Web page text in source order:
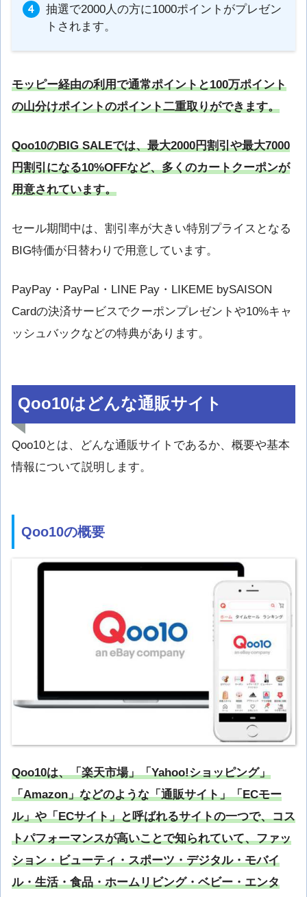
抽選で2000人の方に1000ポイントがプレゼン
トされます。
モッピー経由の利用で通常ポイントと100万ポイント
の山分けポイントのポイント二重取りができます。
Qoo10のBIG SALEでは、最大2000円割引や最大7000
円割引になる10%OFFなど、多くのカートクーポンが
用意されています。
セール期間中は、割引率が大きい特別プライスとなる
BIG特価が日替わりで用意しています。
PayPay・PayPal・LINE Pay・LIKEME bySAISON
Cardの決済サービスでクーポンプレゼントや10%キャ
ッシュバックなどの特典があります。
Qoo10はどんな通販サイト
Qoo10とは、どんな通販サイトであるか、概要や基本
情報について説明します。
Qoo10の概要
Qoo10は、「楽天市場」「Yahoo!ショッピング」
「Amazon」などのような「通販サイト」「ECモー
ル」や「ECサイト」と呼ばれるサイトの一つで、コス
トパフォーマンスが高いことで知られていて、ファッ
ション・ビューティ・スポーツ・デジタル・モバイ
ル・生活・食品・ホームリビング・ベビー・エンタ